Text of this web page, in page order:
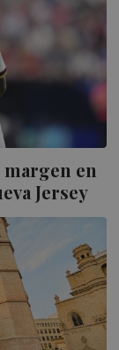
margen en
Jersey